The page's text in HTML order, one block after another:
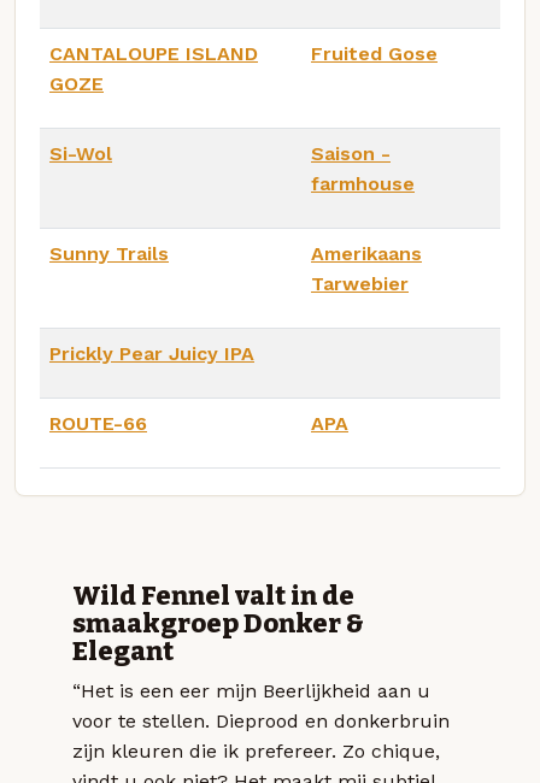
CANTALOUPE ISLAND
GOZE
Fruited Gose
Si-Wol
Saison -
farmhouse
Sunny Trails
Amerikaans
Tarwebier
Prickly Pear Juicy IPA
ROUTE-66 APA
Wild Fennel valt in de
smaakgroep Donker &
Elegant
“Het is een eer mijn Beerlijkheid aan u
voor te stellen. Dieprood en donkerbruin
zijn kleuren die ik prefereer. Zo chique,